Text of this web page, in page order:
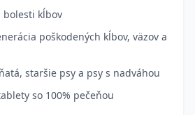
bolesti kĺbov
poškodených kĺbov, väzov a
staršie psy a psy s nadváhou
so 100% pečeňou